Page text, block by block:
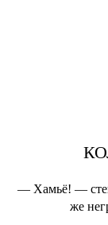
— Хамьё! —
же